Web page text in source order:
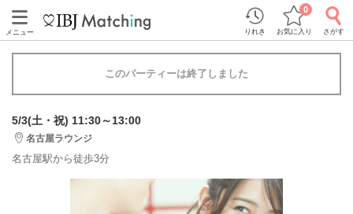
メニュー りれき お気に入り
0
さがす
このパーティーは終了しました
5/3(土・祝) 11:30～13:00
名古屋ラウンジ
名古屋駅から徒歩3分